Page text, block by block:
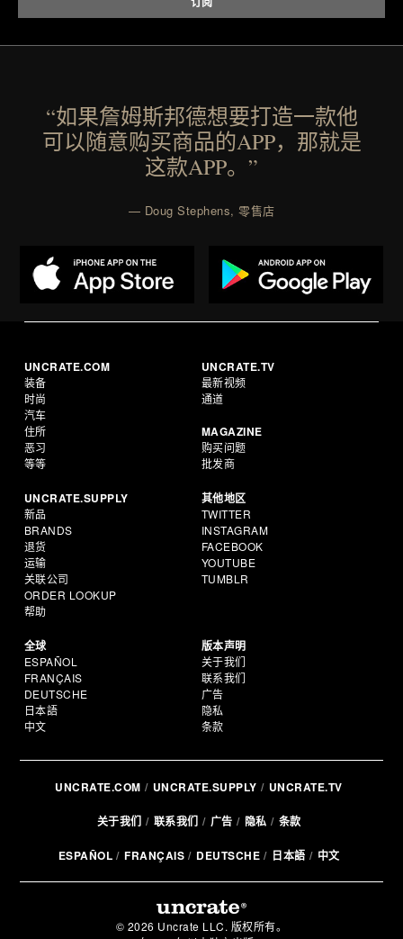
“如果詹姆斯邦德想要打造一款他
可以随意购买商品的APP，那就是
这款APP。”
— Doug Stephens, 零售店
UNCRATE.COM
装备
时尚
汽车
住所
恶习
等等
UNCRATE.TV
最新视频
通道
MAGAZINE
购买问题
批发商
UNCRATE.SUPPLY
新品
BRANDS
退货
运输
关联公司
ORDER LOOKUP
帮助
其他地区
TWITTER
INSTAGRAM
FACEBOOK
YOUTUBE
TUMBLR
全球
ESPAÑOL
FRANÇAIS
DEUTSCHE
日本語
中文
版本声明
关于我们
联系我们
广告
隐私
条款
UNCRATE.COM UNCRATE.SUPPLY UNCRATE.TV
关于我们 联系我们 广告 隐私 条款
ESPAÑOL FRANÇAIS DEUTSCHE 日本語 中文
© 2026 Uncrate LLC. 版权所有。